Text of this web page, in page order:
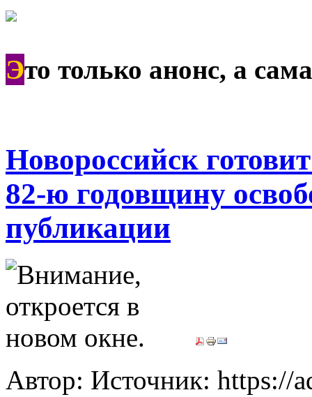
Это только анонс, а
Новороссийск
82-ю годовщину
публикации
Автор: Источник: https://